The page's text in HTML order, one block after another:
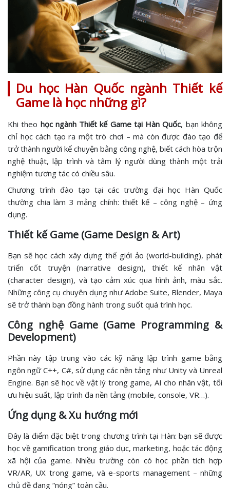
Du học Hàn Quốc ngành Thiết kế
Game là học những gì?
Khi theo học ngành Thiết kế Game tại Hàn Quốc, bạn không
chỉ học cách tạo ra một trò chơi – mà còn được đào tạo để
trở thành người kể chuyện bằng công nghệ, biết cách hòa trộn
nghệ thuật, lập trình và tâm lý người dùng thành một trải
nghiệm tương tác có chiều sâu.
Chương trình đào tạo tại các trường đại học Hàn Quốc
thường chia làm 3 mảng chính: thiết kế – công nghệ – ứng
dụng.
Thiết kế Game (Game Design & Art)
Bạn sẽ học cách xây dựng thế giới ảo (world-building), phát
triển cốt truyện (narrative design), thiết kế nhân vật
(character design), và tạo cảm xúc qua hình ảnh, màu sắc.
Những công cụ chuyên dụng như Adobe Suite, Blender, Maya
sẽ trở thành bạn đồng hành trong suốt quá trình học.
Công nghệ Game (Game Programming &
Development)
Phần này tập trung vào các kỹ năng lập trình game bằng
ngôn ngữ C++, C#, sử dụng các nền tảng như Unity và Unreal
Engine. Bạn sẽ học về vật lý trong game, AI cho nhân vật, tối
ưu hiệu suất, lập trình đa nền tảng (mobile, console, VR…).
Ứng dụng & Xu hướng mới
Đây là điểm đặc biệt trong chương trình tại Hàn: bạn sẽ được
học về gamification trong giáo dục, marketing, hoặc tác động
xã hội của game. Nhiều trường còn có học phần tích hợp
VR/AR, UX trong game, và e-sports management – những
chủ đề đang “nóng” toàn cầu.